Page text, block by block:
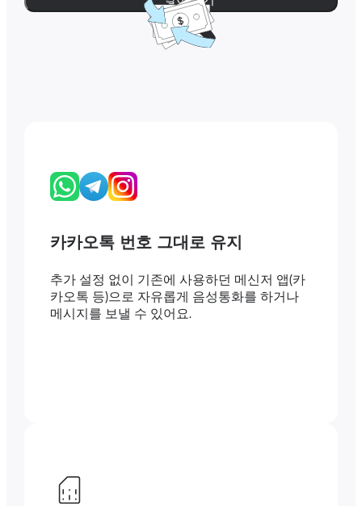
카카오톡 번호 그대로 유지
추가 설정 없이 기존에 사용하던 메신저 앱(카
카오톡 등)으로 자유롭게 음성통화를 하거나
메시지를 보낼 수 있어요.